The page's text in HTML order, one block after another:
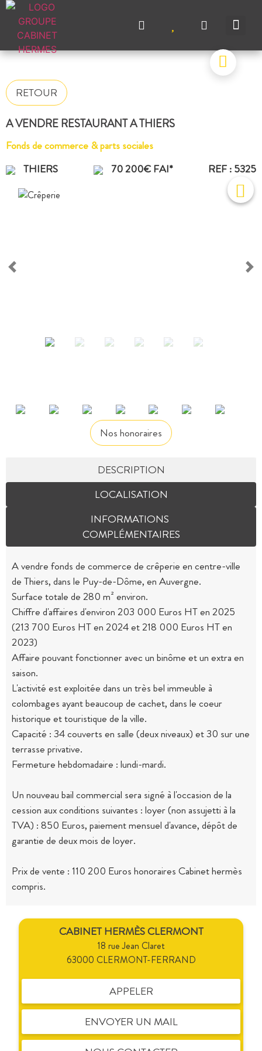
RETOUR
A VENDRE RESTAURANT A THIERS
Fonds de commerce & parts sociales
THIERS
70 200€ FAI* REF : 5325
Nos honoraires
DESCRIPTION
LOCALISATION
INFORMATIONS
COMPLÉMENTAIRES
A vendre fonds de commerce de crêperie en centre-ville
de Thiers, dans le Puy-de-Dôme, en Auvergne.
Surface totale de 280 m² environ.
Chiffre d'affaires d'environ 203 000 Euros HT en 2025
(213 700 Euros HT en 2024 et 218 000 Euros HT en
2023)
Affaire pouvant fonctionner avec un binôme et un extra en
saison.
L'activité est exploitée dans un très bel immeuble à
colombages ayant beaucoup de cachet, dans le coeur
historique et touristique de la ville.
Capacité : 34 couverts en salle (deux niveaux) et 30 sur une
terrasse privative.
Fermeture hebdomadaire : lundi-mardi.
Un nouveau bail commercial sera signé à l'occasion de la
cession aux conditions suivantes : loyer (non assujetti à la
TVA) : 850 Euros, paiement mensuel d'avance, dépôt de
garantie de deux mois de loyer.
Prix de vente : 110 200 Euros honoraires Cabinet hermès
compris.
CABINET HERMÈS CLERMONT
18 rue Jean Claret
63000 CLERMONT-FERRAND
APPELER
ENVOYER UN MAIL